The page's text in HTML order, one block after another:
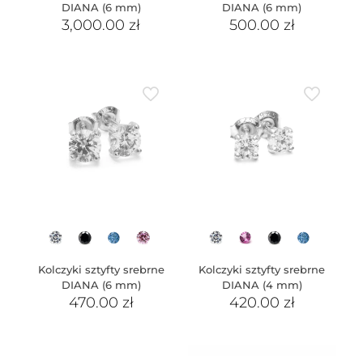
DIANA (6 mm)
3,000.00zł
DIANA (6 mm)
500.00 zł
Kolczyki sztyfty srebrne
DIANA (6 mm)
470.00 zł
Kolczyki sztyfty srebrne
DIANA (4 mm)
420.00 zł